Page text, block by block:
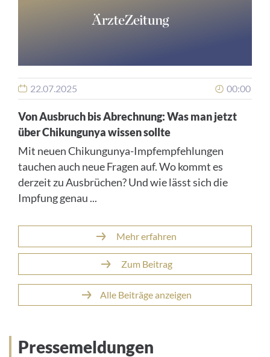
22.07.2025 00:00
Von Ausbruch bis Abrechnung: Was man jetzt
über Chikungunya wissen sollte
Mit neuen Chikungunya-Impfempfehlungen
tauchen auch neue Fragen auf. Wo kommt es
derzeit zu Ausbrüchen? Und wie lässt sich die
Impfung genau ...
Mehr erfahren
Zum Beitrag
Alle Beiträge anzeigen
Pressemeldungen